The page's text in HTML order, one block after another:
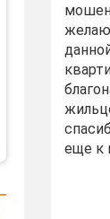
желаю
еще к